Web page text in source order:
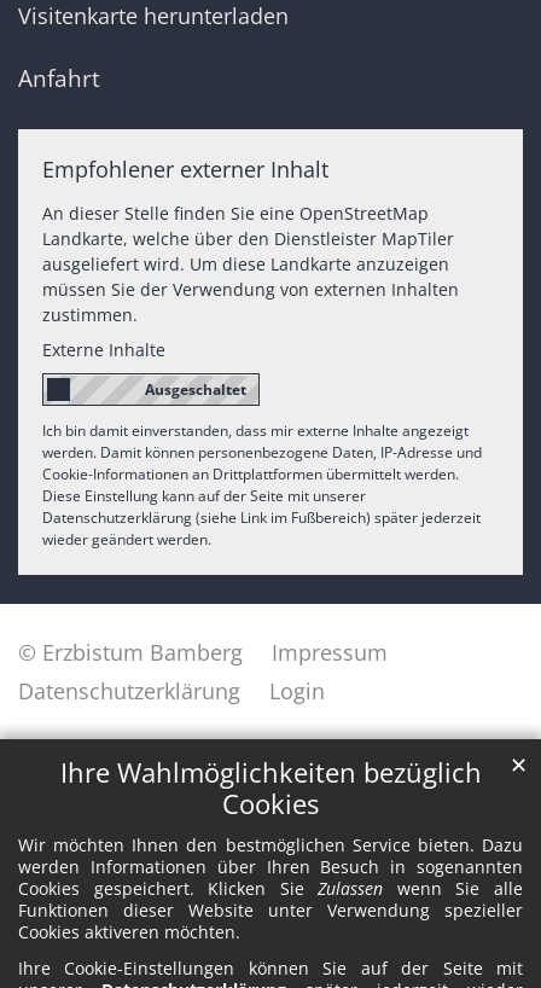
Ihre Wahlmöglichkeiten bezüglich
Cookies
Wir möchten Ihnen den bestmöglichen Service bieten. Dazu
werden Informationen über Ihren Besuch in sogenannten
Cookies gespeichert. Klicken SieZulassen wenn Sie alle
Funktionen dieser Website unter Verwendung spezieller
Cookies aktiveren möchten.
Ihre Cookie-Einstellungen können Sie auf der Seite mit
✕
Visitenkarte herunterladen
Anfahrt
Empfohlener externer Inhalt
An dieser Stelle finden Sie eine OpenStreetMap
Landkarte, welche über den Dienstleister MapTiler
ausgeliefert wird. Um diese Landkarte anzuzeigen
müssen Sie der Verwendung von externen Inhalten
zustimmen.
Externe Inhalte
Ich bin damit einverstanden, dass mir externe Inhalte angezeigt
werden. Damit können personenbezogene Daten, IP-Adresse und
Cookie-Informationen an Drittplattformen übermittelt werden.
Diese Einstellung kann auf der Seite mit unserer
Datenschutzerklärung (siehe Link im Fußbereich) später jederzeit
wieder geändert werden.
© Erzbistum Bamberg
Impressum
Datenschutzerklärung
Login